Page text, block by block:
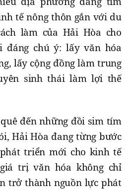
tế nông thôn gắn với du
làm của Hải Hòa cho
đáng chú ý: lấy văn hóa
lấy cộng đồng làm trung
sinh thái làm lợi thế
đến những đồi sim tím
Hải Hòa đang từng bước
triển mới cho kinh tế
trị văn hóa không chỉ
trở thành nguồn lực phát